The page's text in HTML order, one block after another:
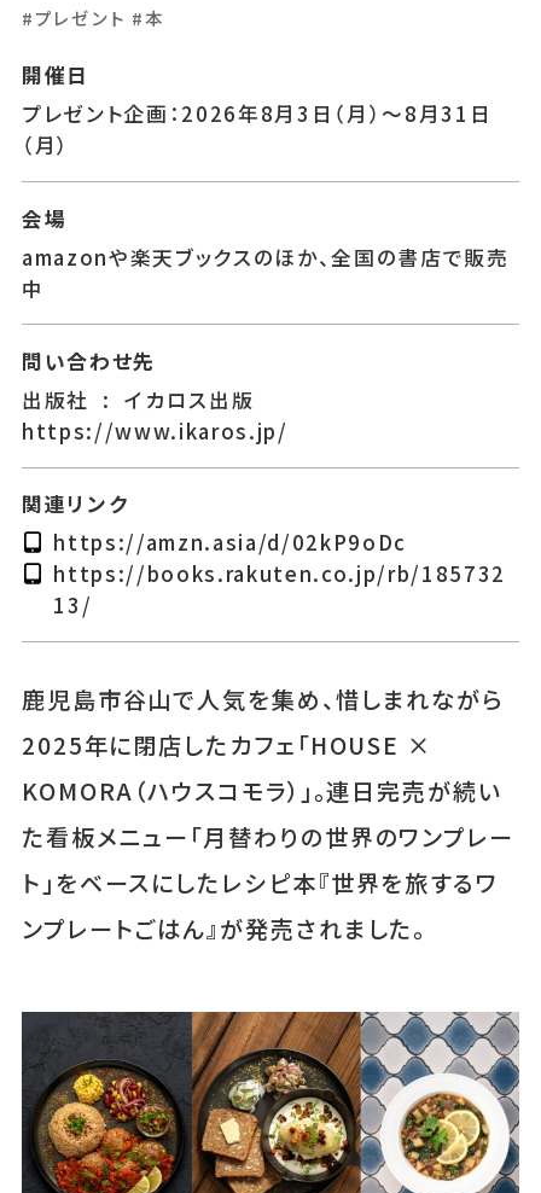
あちこちについて
運営会社について
プライバシーポリシー
お問い合わせ
#プレゼント #本
開催日
プレゼント企画：2026年8月3日（月）～8月31日
（月）
会場
amazonや楽天ブックスのほか、全国の書店で販売
中
問い合わせ先
出版社 ‏ : ‎ イカロス出版
https://www.ikaros.jp/
関連リンク
https://amzn.asia/d/02kP9oDc
https://books.rakuten.co.jp/rb/185732
13/
鹿児島市谷山で人気を集め、惜しまれながら
2025年に閉店したカフェ「HOUSE ×
KOMORA（ハウスコモラ）」。連日完売が続い
た看板メニュー「月替わりの世界のワンプレー
ト」をベースにしたレシピ本『世界を旅するワ
ンプレートごはん』が発売されました。